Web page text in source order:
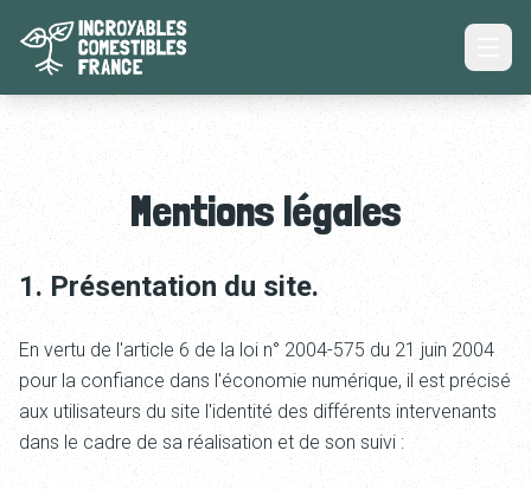
L'association
Nos Actions
S'impliquer
Groupes
Actualités
Contact
Mentions légales
1. Présentation du site.
En vertu de l'article 6 de la loi n° 2004-575 du 21 juin 2004
pour la confiance dans l'économie numérique, il est précisé
aux utilisateurs du site l'identité des différents intervenants
dans le cadre de sa réalisation et de son suivi :